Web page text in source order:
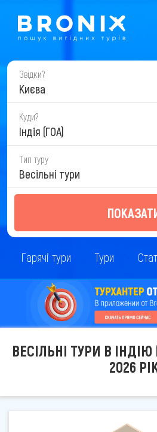
Звідки?
Києва
Куди?
Індія (ГОА)
Тип туру
Весільні тури
Гарячі тури Тури
ВЕСІЛЬНІ ТУРИ В
2026